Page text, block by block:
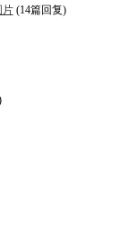
片(14篇回复)